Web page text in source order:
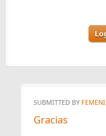
SUBMITTED BY
Gracias